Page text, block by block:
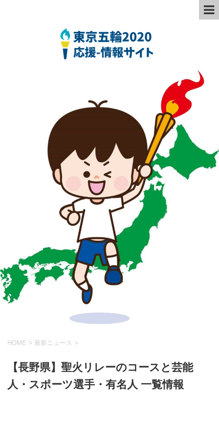
HOME > 最新ニュース >
【長野県】聖火リレーのコースと芸能
人・スポーツ選手・有名人 一覧情報